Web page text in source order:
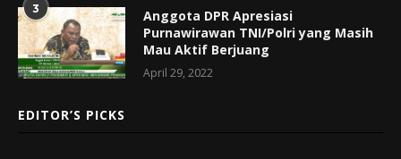
3
Anggota DPR Apresiasi
Purnawirawan TNI/Polri yang Masih
Mau Aktif Berjuang
April 29, 2022
EDITOR’S PICKS